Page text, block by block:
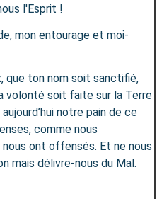
l'Esprit !
mon entourage et moi-
que ton nom soit sanctifié,
volonté soit faite sur la Terre
notre pain de ce
comme nous
nous ont offensés. Et ne nous
mais délivre-nous du Mal.